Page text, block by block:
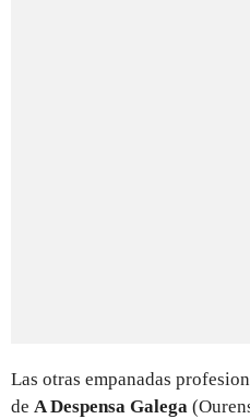
Las otras empanadas
de A Despensa Galega